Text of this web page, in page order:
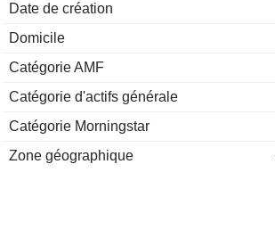
Date de création
Domicile
Catégorie AMF
Catégorie d'actifs générale
Catégorie Morningstar
Zone géographique